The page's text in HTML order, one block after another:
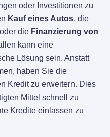
oder Investitionen zu
Kauf eines Autos, die
oder die Finanzierung von
kann eine
Lösung sein. Anstatt
haben Sie die
Kredit zu erweitern. Dies
Mittel schnell zu
Kredite einlassen zu